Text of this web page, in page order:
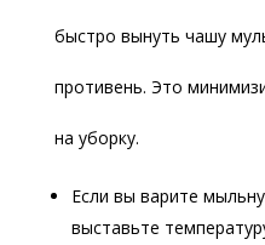
быстро вынуть чашу
противень. Это
на уборку.
Если вы варите
выставьте